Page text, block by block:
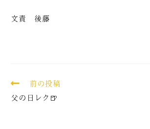
文責 後藤
前の投稿
父の日レク🍺